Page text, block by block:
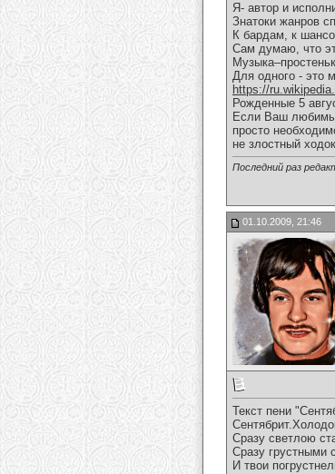
Я- автор и
Знатоки жанров
К бардам, к
Сам думаю, что
Для одного - это
https://
Рожденные 5
Если Ваш
просто
не злостный
Последний раз
01.10.2009, 21:46
Текст пени
Сразу светлою
Сразу грустными
И твои